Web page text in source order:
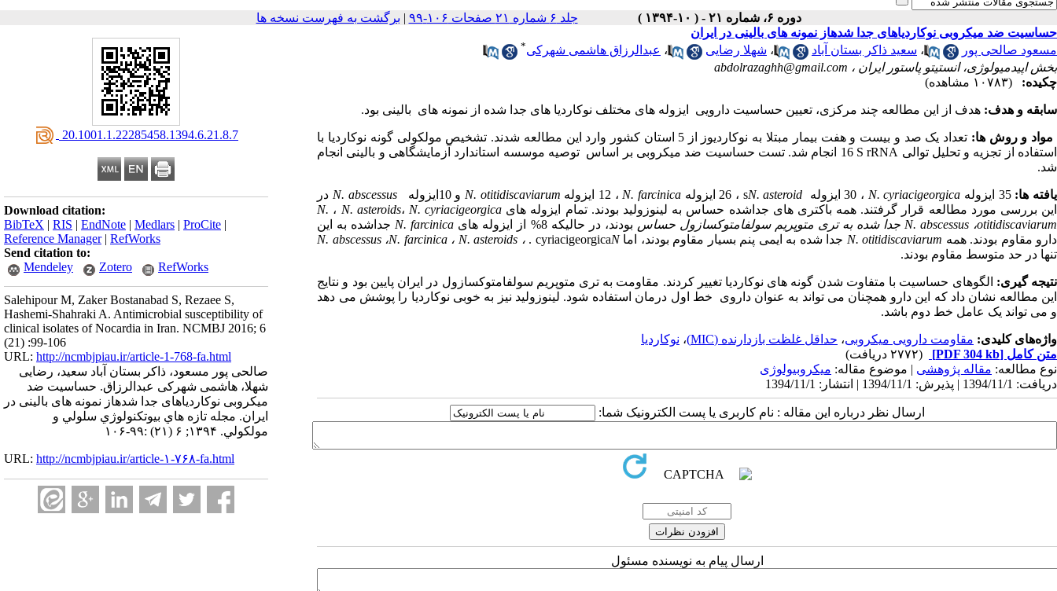
دوره ۶، شماره ۲۱ - ( ۱۰-۱۳۹۴ ) جلد ۶ شماره ۲۱ صفحات ۱۰۶-۹۹ | برگشت به فهرست نسخه ها
‎ 20.1001.1.22285458.1394.6.21.8.7
Download citation:
BibTeX | RIS | EndNote | Medlars | ProCite |
Reference Manager| RefWorks
Send citation to:
Mendeley
Zotero RefWorks
Salehipour M, Zaker Bostanabad S, Rezaee S,
Hashemi-Shahraki A. Antimicrobial susceptibility of
clinical isolates of Nocardia in Iran. NCMBJ 2016; 6
(21) :99-106
URL: http://ncmbjpiau.ir/article-1-768-fa.html
صالحی پور مسعود، ذاکر بستان آباد سعید، رضایی
شهلا، هاشمی شهرکی عبدالرزاق. حساسیت ضد
میکروبی نوکاردیاهای جدا شدهاز نمونه های بالینی در
ایران. مجله تازه هاي بيوتكنولوژي سلولي و
مولكولي. ۱۳۹۴; ۶ (۲۱) :۹۹-۱۰۶
URL: http://ncmbjpiau.ir/article-۱-۷۶۸-fa.html
حساسیت ضد میکروبی نوکاردیاهای جدا شدهاز نمونه های بالینی در ایران
مسعود صالحی پور
، سعید ذاکر بستان آباد ، شهلا رضایی ، عبدالرزاق هاشمی شهرکی*
بخش اپیدمیولوژی، انستیتو پاستور ایران ، abdolrazaghh@gmail.com
چکیده:
(۱۰۷۸۳ مشاهده)
سابقه و هدف: هدف از این مطالعه چند مرکزی، تعیین حساسیت دارویی ایزوله های مختلف نوکاردیا های جدا شده از نمونه های بالینی بود.
مواد و روش ها:
تعداد یک صد و بیست و هفت بیمار مبتلا به نوکاردیوز از 5 استان کشور وارد این مطالعه شدند. تشخیص مولکولی گونه نوکاردیا با
استفاده از تجزیه و تحلیل توالی S rRNA
16 انجام شد. تست حساسیت ضد میکروبی بر اساس توصیه موسسه استاندارد آزمایشگاهی و بالینی انجام
شد.
یافته ها:35 ایزوله N. cyriacigeorgica ، 30 ایزوله N. asteroid
s ، 26 ایزوله N. farcinica ، 12 ایزوله N. otitidiscaviarum و 10ایزوله N. abscessus در
این بررسی مورد مطالعه قرار گرفتند. همه باکتری های جداشده حساس به لینوزولید بودند. تمام ایزوله های N. cyriacigeorgica ،N. asteroids ، N.
otitidiscaviarum، N. abscessus جدا شده به تری متوپریم سولفامتوکسازول حساس بودند، در حالیکه 8% از ایزوله های N. farcinica جداشده به این
دارو مقاوم بودند. همه N. otitidiscaviarum جدا شده به ایمی پنم بسیار مقاوم بودند، اماN
. cyriacigeorgica ، N. asteroids ،N. farcinica،N. abscessus
تنها در حد متوسط مقاوم بودند.
نتیجه گیری: الگوهای حساسیت با متفاوت شدن گونه های نوکاردیا تغییر کردند. مقاومت به تری متوپریم سولفامتوکسازول در ایران پایین بود و نتایج
این مطالعه نشان داد که این دارو همچنان می تواند به عنوان داروی خط اول درمان استفاده شود. لینوزولید نیز به خوبی نوکاردیا را پوشش می دهد
و می تواند یک عامل خط دوم باشد.
واژه‌های کلیدی: مقاومت دارویی میکروبی، حداقل غلظت بازدارنده (MIC) ، نوکاردیا
متن کامل [PDF 304 kb]
(۲۷۷۲ دریافت)
نوع مطالعه: مقاله پژوهشی | موضوع مقاله: میکروبیولوژی
دریافت: 1394/11/1 | پذیرش: 1394/11/1 | انتشار: 1394/11/1
ارسال نظر درباره این مقاله : نام کاربری یا پست الکترونیک شما:
ارسال پیام به نویسنده مسئول